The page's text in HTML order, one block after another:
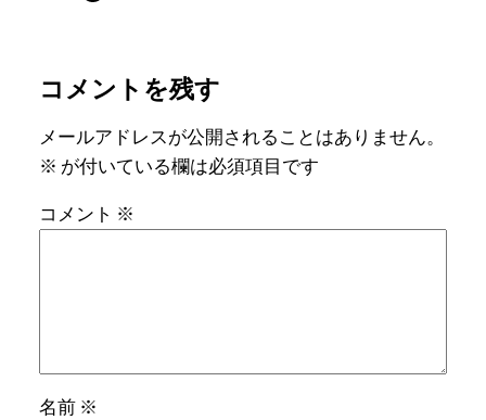
コメントを残す
メールアドレスが公開されることはありません。
※ が付いている欄は必須項目です
コメント ※
名前 ※